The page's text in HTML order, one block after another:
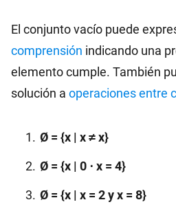
El conjunto vacío puede
comprensión indicando una
elemento cumple. También
solución a operaciones entre
Ø = {x | x ≠ x}
Ø = {x | 0 ⋅ x = 4}
Ø = {x | x = 2 y x = 8}